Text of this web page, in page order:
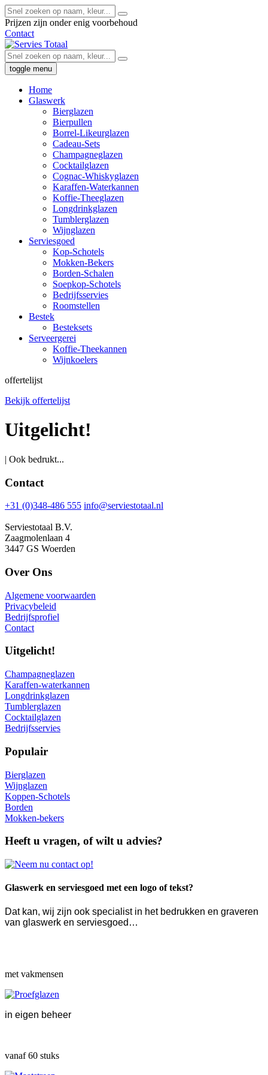
Prijzen zijn onder enig voorbehoud
Contact
toggle menu
Home
Glaswerk
Bierglazen
Bierpullen
Borrel-Likeurglazen
Cadeau-Sets
Champagneglazen
Cocktailglazen
Cognac-Whiskyglazen
Karaffen-Waterkannen
Koffie-Theeglazen
Longdrinkglazen
Tumblerglazen
Wijnglazen
Serviesgoed
Kop-Schotels
Mokken-Bekers
Borden-Schalen
Soepkop-Schotels
Bedrijfsservies
Roomstellen
Bestek
Besteksets
Serveergerei
Koffie-Theekannen
Wijnkoelers
offertelijst
Bekijk offertelijst
Uitgelicht!
| Ook bedrukt...
Contact
+31 (0)348-486 555 info@serviestotaal.nl
Serviestotaal B.V.
Zaagmolenlaan 4
3447 GS Woerden
Over Ons
Algemene voorwaarden
Privacybeleid
Bedrijfsprofiel
Contact
Uitgelicht!
Champagneglazen
Karaffen-waterkannen
Longdrinkglazen
Tumblerglazen
Cocktailglazen
Bedrijfsservies
Populair
Bierglazen
Wijnglazen
Koppen-Schotels
Borden
Mokken-bekers
Heeft u vragen, of wilt u advies?
Glaswerk en serviesgoed met een logo of tekst?
Dat kan, wij zijn ook specialist in het bedrukken en graveren
van glaswerk en serviesgoed…
met vakmensen
in eigen beheer
vanaf 60 stuks